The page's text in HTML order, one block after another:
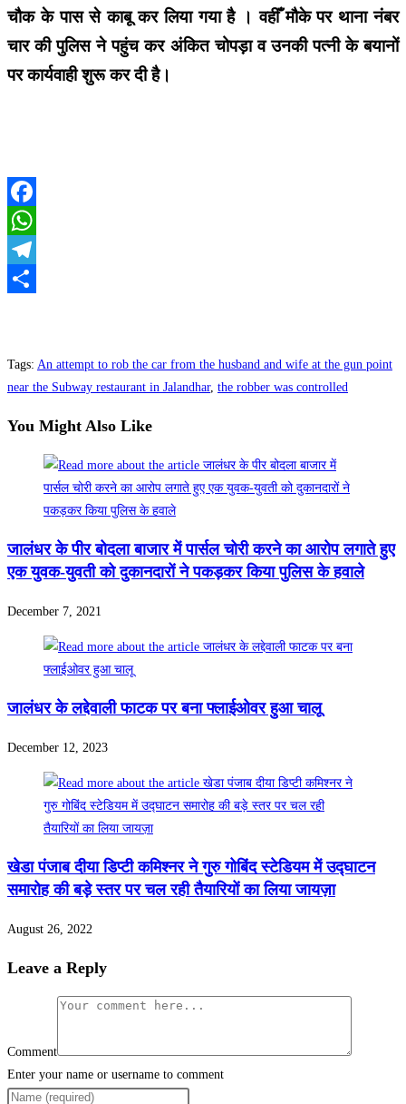
चौक के पास से काबू कर लिया गया है । वहीँ मौके पर थाना नंबर
चार की पुलिस ने पहुंच कर अंकित चोपड़ा व उनकी पत्नी के बयानों
पर कार्यवाही शुरू कर दी है।
Facebook
WhatsApp
Telegram
Tags: An attempt to rob the car from the husband and wife at the gun point
near the Subway restaurant in Jalandhar, the robber was controlled
You Might Also Like
जालंधर के पीर बोदला बाजार में पार्सल चोरी करने का आरोप लगाते हुए
एक युवक-युवती को दुकानदारों ने पकड़कर किया पुलिस के हवाले
December 7, 2021
जालंधर के लद्देवाली फाटक पर बना फ्लाईओवर हुआ चालू
December 12, 2023
खेडा पंजाब दीया डिप्टी कमिश्नर ने गुरु गोबिंद स्टेडियम में उद्घाटन
समारोह की बड़े स्तर पर चल रही तैयारियों का लिया जायज़ा
August 26, 2022
Leave a Reply
Comment
Enter your name or username to comment